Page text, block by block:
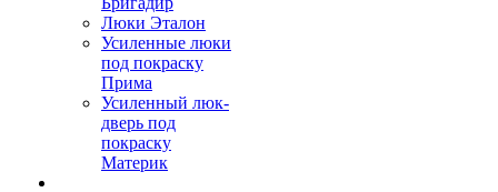
Люки Эталон
Усиленные люки
под покраску
Прима
Усиленный люк-
дверь под
покраску
Материк